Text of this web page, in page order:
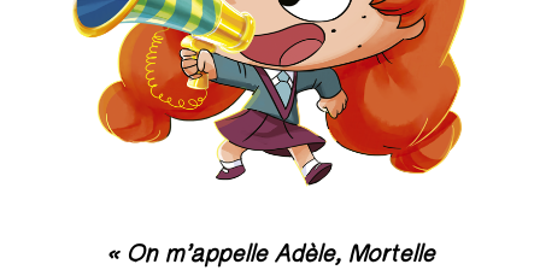
« On m’appelle Adèle, Mortelle